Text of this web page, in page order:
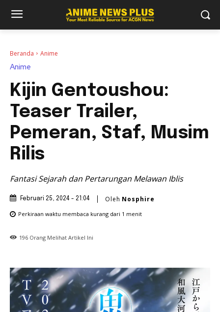
Beranda Anime
Anime
Kijin Gentoushou:
Teaser Trailer,
Pemeran, Staf, Musim
Rilis
Fantasi Sejarah dan Pertarungan Melawan Iblis
Februari 25, 2024 - 21:04 Oleh Nosphire
Perkiraan waktu membaca kurang dari 1 menit
196 Orang Melihat Artikel Ini